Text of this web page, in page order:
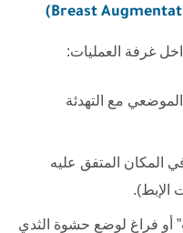
غرفة العمليات:
مع التهدئة
المكان المتفق عليه
الإبط).
أو فراغ لوضع حشوة الثدي